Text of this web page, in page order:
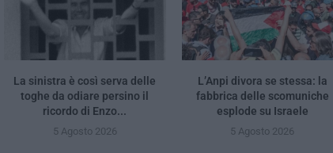
La sinistra è così serva delle
toghe da odiare persino il
ricordo di Enzo...
5 Agosto 2026
L’Anpi divora se stessa: la
fabbrica delle scomuniche
esplode su Israele
5 Agosto 2026